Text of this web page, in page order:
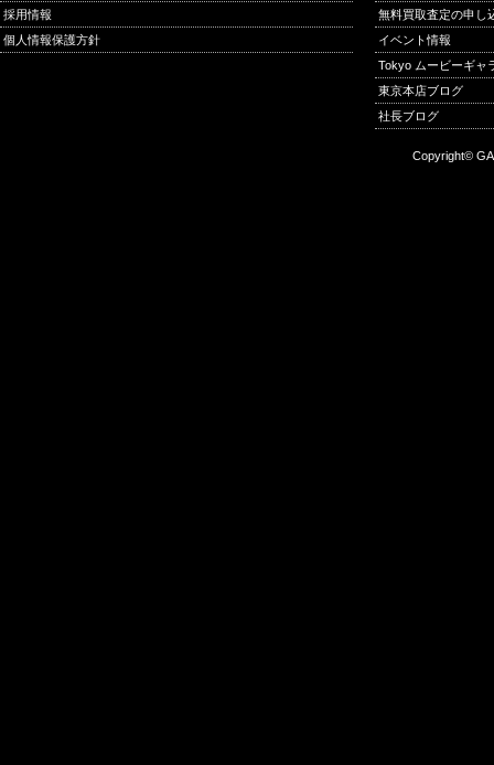
採用情報
個人情報保護方針
無料買取査定の申し
イベント情報
Tokyo ムービーギャ
東京本店ブログ
社長ブログ
Copyright©